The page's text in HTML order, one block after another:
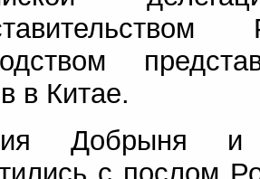
в Китае.
Добрыня и